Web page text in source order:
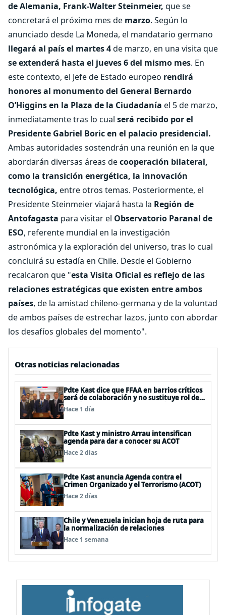
de Alemania, Frank-Walter Steinmeier, que se
concretará el próximo mes de marzo. Según lo
anunciado desde La Moneda, el mandatario germano
llegará al país el martes 4de marzo, en una visita que
se extenderá hasta el jueves 6 del mismo mes. En
este contexto, el Jefe de Estado europeo rendirá
honores al monumento del General Bernardo
O’Higgins en la Plaza de la Ciudadanía el 5 de marzo,
inmediatamente tras lo cual será recibido por el
Presidente Gabriel Boric en el palacio presidencial.
Ambas autoridades sostendrán una reunión en la que
abordarán diversas áreas decooperación bilateral,
como la transición energética, la innovación
tecnológica, entre otros temas. Posteriormente, el
Presidente Steinmeier viajará hasta la Región de
Antofagasta para visitar el Observatorio Paranal de
ESO, referente mundial en la investigación
astronómica y la exploración del universo, tras lo cual
concluirá su estadía en Chile. Desde el Gobierno
recalcaron que "esta Visita Oficial es reflejo de las
relaciones estratégicas que existen entre ambos
países, de la amistad chileno-germana y de la voluntad
de ambos países de estrechar lazos, junto con abordar
los desafíos globales del momento".
Otras noticias relacionadas
Pdte Kast dice que FFAA en barrios críticos
será de colaboración y no sustituye rol de
policías en control del orden público
Hace 1 día
Pdte Kast y ministro Arrau intensifican
agenda para dar a conocer su ACOT
Hace 2 días
Pdte Kast anuncia Agenda contra el
Crimen Organizado y el Terrorismo (ACOT)
Hace 2 días
Chile y Venezuela inician hoja de ruta para
la normalización de relaciones
Hace 1 semana